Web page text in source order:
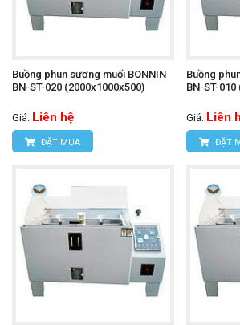
Buồng phun sương muối BONNIN
BN-ST-020 (2000x1000x500)
Giá: Liên hệ
ĐẶT MUA
Buồng
BN-ST-
Giá: Liên
ĐẶT